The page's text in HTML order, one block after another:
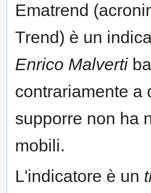
to
to
Ematrend
Trend) è un
Enrico Malverti
contrariamente a
supporre non ha
mobili.
L'indicatore è un